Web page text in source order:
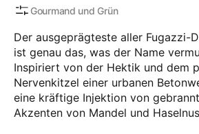
Gourmand und Grün
Der ausgeprägteste aller Fugazzi-
ist genau das, was der Name
Inspiriert von der Hektik und dem
Nervenkitzel einer urbanen
eine kräftige Injektion von
Akzenten von Mandel und